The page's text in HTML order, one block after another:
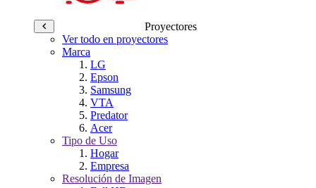
Proyectores
Ver todo en proyectores
Marca
LG
Epson
Samsung
VTA
Predator
Acer
Tipo de Uso
Hogar
Empresa
Resolución de Imagen